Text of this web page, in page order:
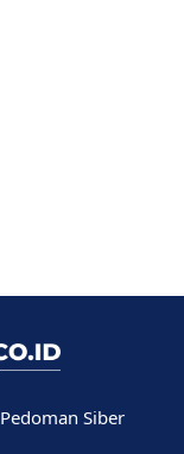
Pedoman Siber